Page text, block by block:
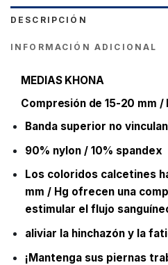
DESCRIPCIÓN
INFORMACIÓN ADICIONAL
MEDIAS KHONA
Compresión de 15-20 mm /
Banda superior no
90% nylon / 10% spandex
Los coloridos calcetines
mm / Hg ofrecen una
estimular el flujo
aliviar la hinchazón y la
¡Mantenga sus piernas